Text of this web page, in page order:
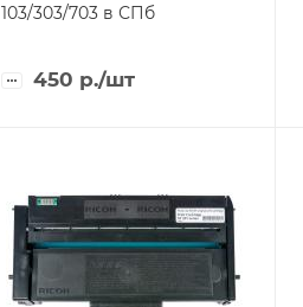
103/303/703 в СПб
450 р./шт